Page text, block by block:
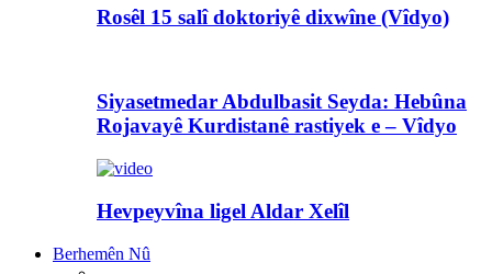
Rosêl 15 salî doktoriyê dixwîne (Vîdyo)
Siyasetmedar Abdulbasit Seyda: Hebûna
Rojavayê Kurdistanê rastiyek e – Vîdyo
Hevpeyvîna ligel Aldar Xelîl
Berhemên Nû